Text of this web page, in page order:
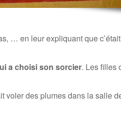
… en leur expliquant que
a choisi son sorcier. Les filles
voler des plumes dans la salle